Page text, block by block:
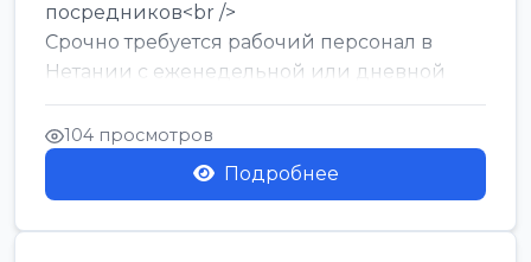
посредников<br />
Срочно требуется рабочий персонал в
Нетании с еженедельной или дневной
оплатой<br />
Свежие вакансии в Нетании дл...
104 просмотров
Подробнее